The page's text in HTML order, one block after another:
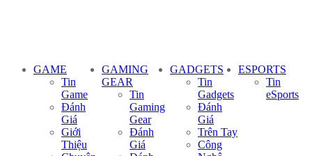
GAME
Tin
Game
Đánh
Giá
Giới
Thiệu
GAMING
GEAR
Tin
Gaming
Gear
Đánh
Giá
GADGETS
Tin
Gadgets
Đánh
Giá
Trên Tay
Công
ESPORTS
Tin
eSports